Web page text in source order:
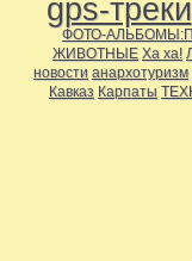
gps-треки
ФОТО-
ЖИВОТНЫЕ Ха ха!
новости анархотуризм
Кавказ Карпаты